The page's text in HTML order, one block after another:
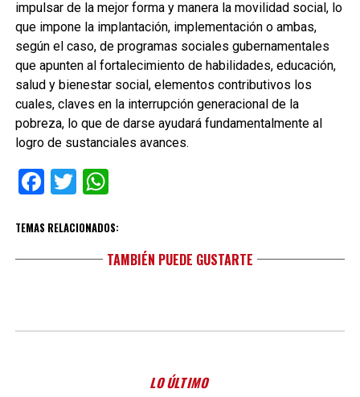
impulsar de la mejor forma y manera la movilidad social, lo
que impone la implantación, implementación o ambas,
según el caso, de programas sociales gubernamentales
que apunten al fortalecimiento de habilidades, educación,
salud y bienestar social, elementos contributivos los
cuales, claves en la interrupción generacional de la
pobreza, lo que de darse ayudará fundamentalmente al
logro de sustanciales avances.
Facebook
TwitterWhatsApp
TEMAS RELACIONADOS:
TAMBIÉN PUEDE GUSTARTE
LO ÚLTIMO